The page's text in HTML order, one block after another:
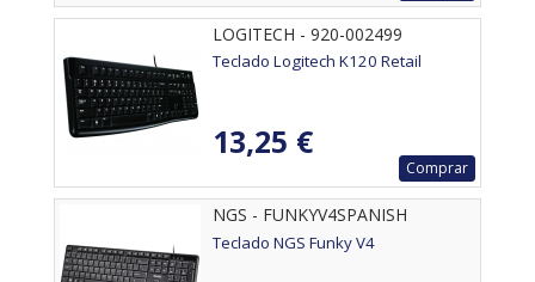
LOGITECH - 920-002499
Teclado Logitech K120 Retail
13,25 €
Comprar
NGS - FUNKYV4SPANISH
Teclado NGS Funky V4